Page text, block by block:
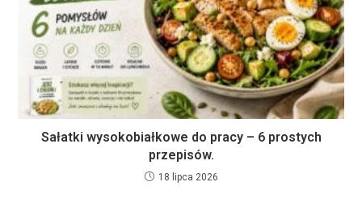
Sałatki wysokobiałkowe do pracy – 6 prostych
przepisów.
18 lipca 2026